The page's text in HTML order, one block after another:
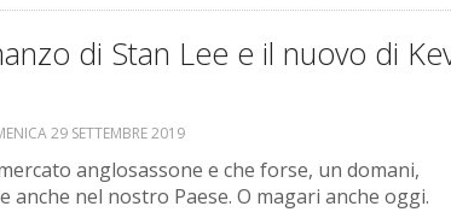
di Stan Lee e il nuovo di
29 SETTEMBRE 2019
anglosassone e che forse, un domani,
anche nel nostro Paese. O magari anche oggi.